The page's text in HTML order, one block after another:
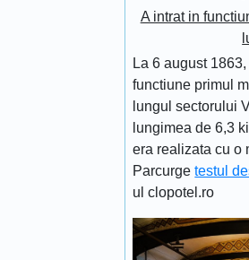
A intrat in
La 6 august
functiune primul
lungul sectorului
lungimea de 6,3
era realizata cu o
Parcurgetestul
ul clopotel.ro